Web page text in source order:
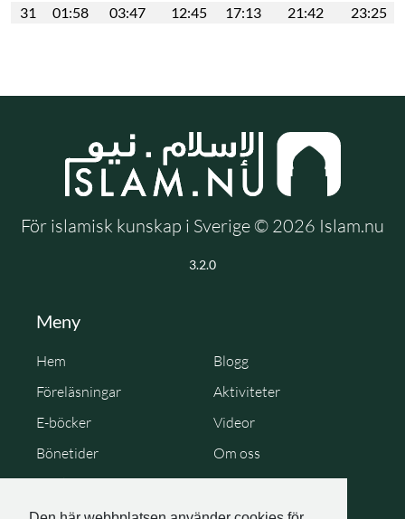
31
01:58 03:47 12:45 17:13 21:42 23:25
För islamisk kunskap i Sverige © 2026 Islam.nu
3.2.0
Meny
Hem
Blogg
Föreläsningar
Aktiviteter
E-böcker
Videor
Bönetider
Om oss
Cookie Policy
Personuppgiftspolicy